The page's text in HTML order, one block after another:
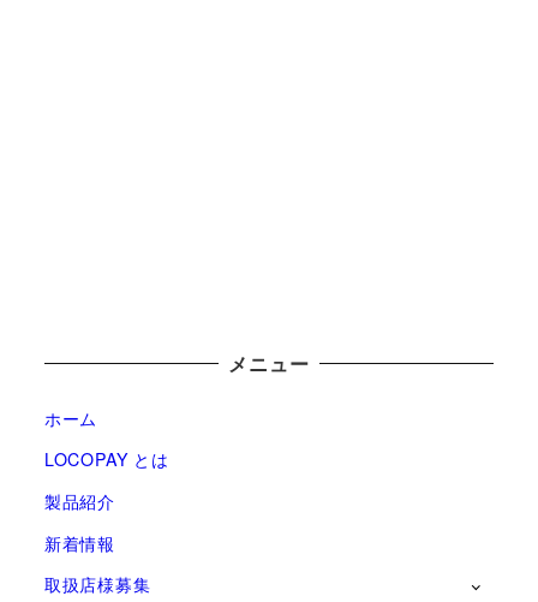
メニュー
ホーム
LOCOPAY とは
製品紹介
新着情報
取扱店様募集